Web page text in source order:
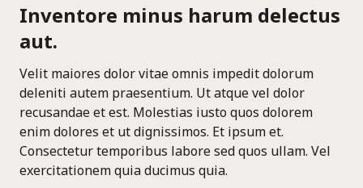
Inventore minus harum delectus
aut.
Velit maiores dolor vitae omnis impedit dolorum
deleniti autem praesentium. Ut atque vel dolor
recusandae et est. Molestias iusto quos dolorem
enim dolores et ut dignissimos. Et ipsum et.
Consectetur temporibus labore sed quos ullam. Vel
exercitationem quia ducimus quia.